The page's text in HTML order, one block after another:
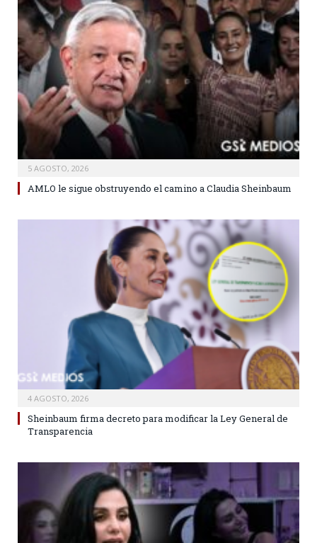
5 AGOSTO, 2026
AMLO le sigue obstruyendo el camino a Claudia Sheinbaum
4 AGOSTO, 2026
Sheinbaum firma decreto para modificar la Ley General de
Transparencia